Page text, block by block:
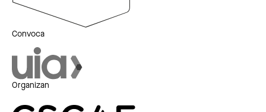
Convoca
Organizan